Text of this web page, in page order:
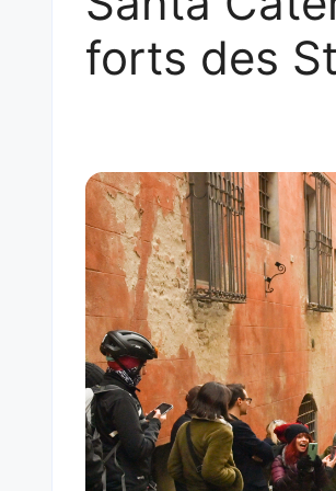
forts des